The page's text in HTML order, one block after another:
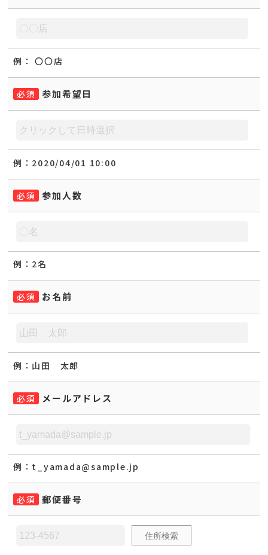
例：〇〇店
必須 参加希望日
例： 2020/04/01 10:00
必須 参加人数
例： 2名
必須 お名前
例： 山田 太郎
必須 メールアドレス
例： t_yamada@sample.jp
必須 郵便番号
住所検索